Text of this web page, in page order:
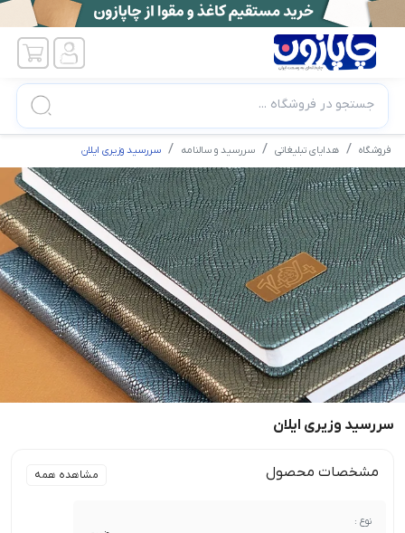
جستجو در فروشگاه ...
فروشگاه هدایای تبلیغاتی سررسید و سالنامه سررسید وزیری ایلان
سررسید وزیری ایلان
مشخصات محصول مشاهده همه
نوع :